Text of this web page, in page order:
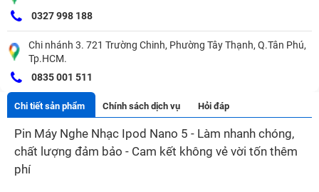
0327 998 188
Chi nhánh 3. 721 Trường Chinh, Phường Tây Thạnh, Q.Tân Phú,
Tp.HCM.
0835 001 511
Chi tiết sản phẩm Chính sách dịch vụ Hỏi đáp
Pin Máy Nghe Nhạc Ipod Nano 5 - Làm nhanh chóng,
chất lượng đảm bảo - Cam kết không vẻ vời tốn thêm
phí